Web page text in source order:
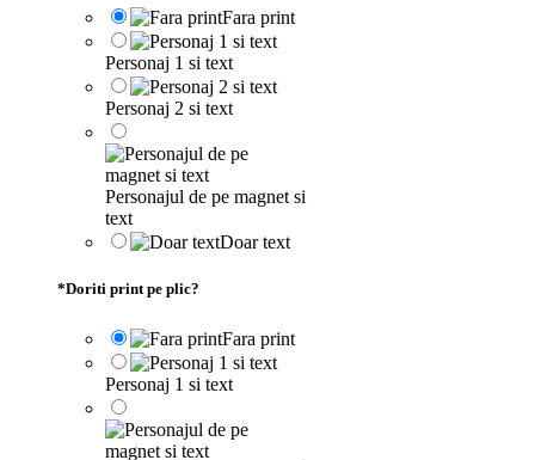
Fara print
Personaj 1 si text
Personaj 2 si text
Personajul de pe magnet si
text
Doar text
*Doriti print pe plic?
Fara print
Personaj 1 si text